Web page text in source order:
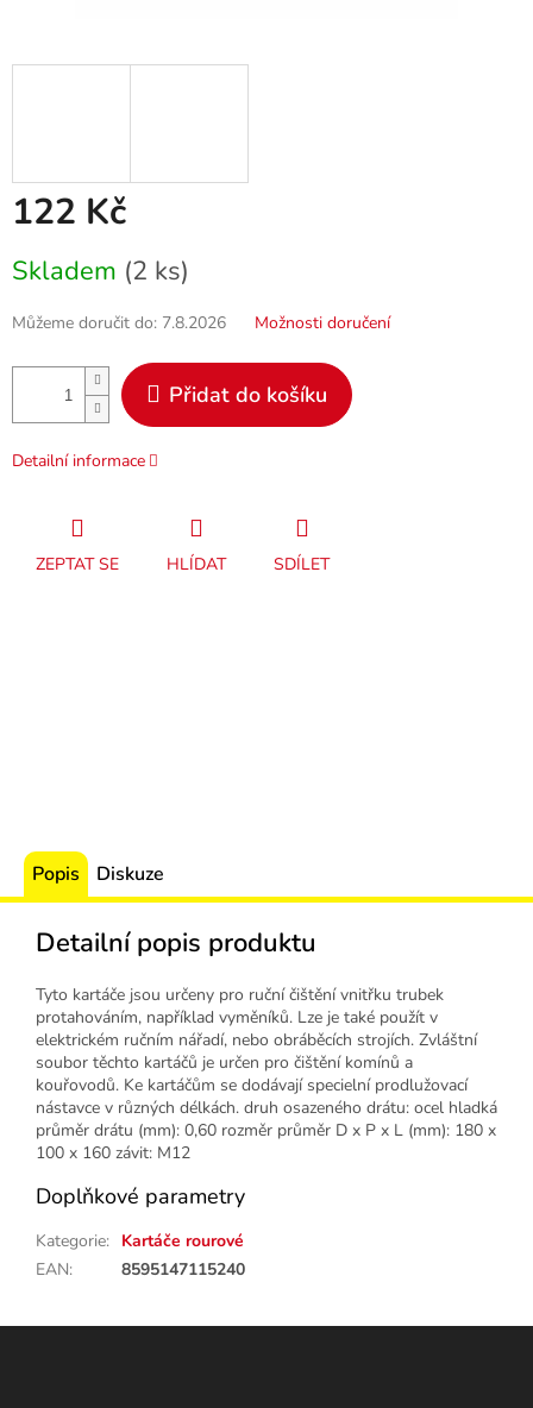
122 Kč
cena:
Skladem (2 ks)
Můžeme doručit do: 7.8.2026 Možnosti doručení
Přidat do košíku
Detailní informace
ZEPTAT SE HLÍDAT SDÍLET
Popis Diskuze
Detailní popis produktu
Tyto kartáče jsou určeny pro ruční čištění vnitřku trubek
protahováním, například vyměníků. Lze je také použít v
elektrickém ručním nářadí, nebo obráběcích strojích. Zvláštní
soubor těchto kartáčů je určen pro čištění komínů a
kouřovodů. Ke kartáčům se dodávají specielní prodlužovací
nástavce v různých délkách. druh osazeného drátu: ocel hladká
průměr drátu (mm): 0,60 rozměr průměr D x P x L (mm): 180 x
100 x 160 závit: M12
Doplňkové parametry
Kategorie: Kartáče rourové
EAN: 8595147115240
Z